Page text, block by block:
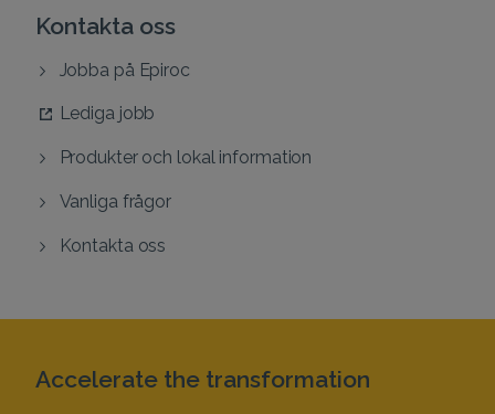
Kontakta oss
Jobba på Epiroc
Lediga jobb
Produkter och lokal information
Vanliga frågor
Kontakta oss
Accelerate the transformation